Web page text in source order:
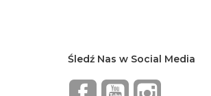
Śledź Nas w Social Media
FacebookYouTubeInstagram